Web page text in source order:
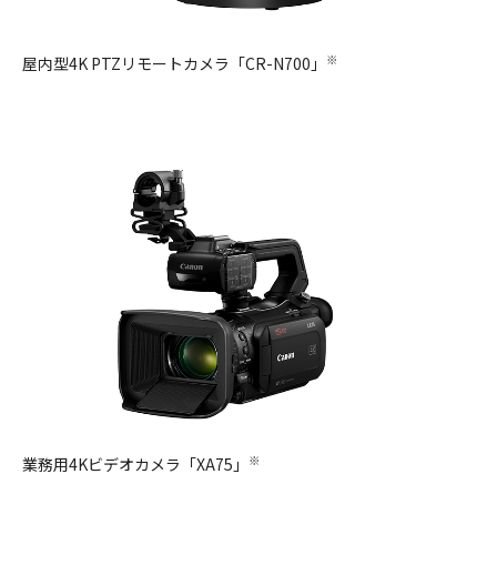
屋内型4K PTZリモートカメラ「CR-N700」 ※
業務用4Kビデオカメラ「XA75」 ※